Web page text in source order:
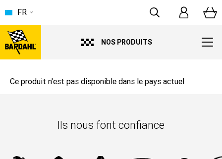
NOS PRODUITS
FR
Ce produit n'est pas disponible dans le pays actuel
Ils nous font confiance